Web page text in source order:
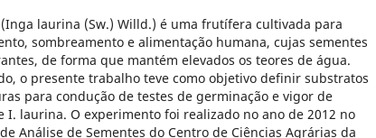
laurina (Sw.) Willd.) é uma frutífera cultivada para
sombreamento e alimentação humana, cujas sementes
de forma que mantém elevados os teores de água.
o presente trabalho teve como objetivo definir substratos
para condução de testes de germinação e vigor de
I. laurina. O experimento foi realizado no ano de 2012 no
Análise de Sementes do Centro de Ciências Agrárias da